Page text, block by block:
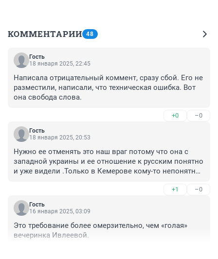
КОММЕНТАРИИ 48
Гость
18 января 2025, 22:45
Написала отрицательный коммент, сразу сбой. Его не
разместили, написали, что техническая ошибка. Вот
она свобода слова.
+0 –0
Гость
18 января 2025, 20:53
Нужно ее отменять это наш враг потому что она с
западной украины и ее отношение к русским понятно
и уже видели .Только в Кемерове кому-то непонятно
+1 –0
Гость
16 января 2025, 03:09
Это требование более омерзительно, чем «голая»
вечеринка Ивлеевой.